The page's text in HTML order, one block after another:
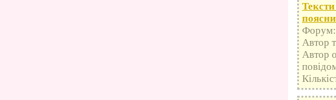
Форум:
Автор
Автор